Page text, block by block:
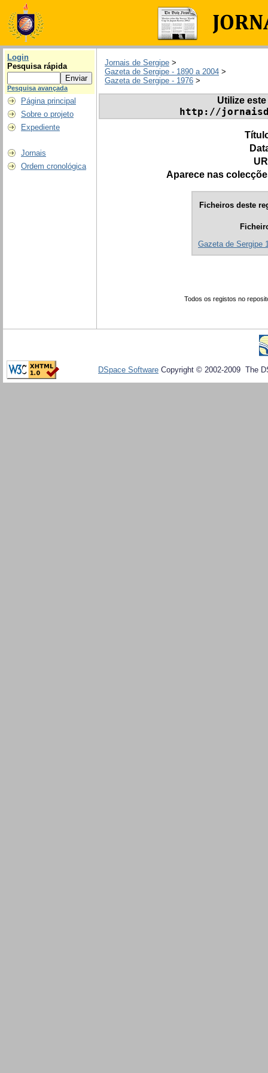
Login
Pesquisa rápida
Pesquisa avançada
Página principal
Sobre o projeto
Expediente
Jornais
Ordem cronológica
Jornais de Sergipe >
Gazeta de Sergipe - 1890 a 2004 >
Gazeta de Sergipe - 1976 >
Utilize
http://
Aparece nas
Ficheiros deste
Gazeta de Sergipe
Todos os registos no
DSpace Software Copyright © 2002-2009 The